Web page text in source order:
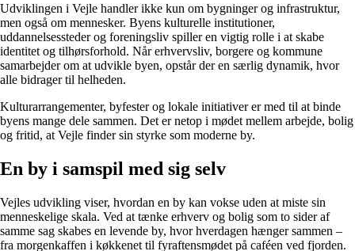
Udviklingen i Vejle handler ikke kun om bygninger og infrastruktur,
men også om mennesker. Byens kulturelle institutioner,
uddannelsessteder og foreningsliv spiller en vigtig rolle i at skabe
identitet og tilhørsforhold. Når erhvervsliv, borgere og kommune
samarbejder om at udvikle byen, opstår der en særlig dynamik, hvor
alle bidrager til helheden.
Kulturarrangementer, byfester og lokale initiativer er med til at binde
byens mange dele sammen. Det er netop i mødet mellem arbejde, bolig
og fritid, at Vejle finder sin styrke som moderne by.
En by i samspil med sig selv
Vejles udvikling viser, hvordan en by kan vokse uden at miste sin
menneskelige skala. Ved at tænke erhverv og bolig som to sider af
samme sag skabes en levende by, hvor hverdagen hænger sammen –
fra morgenkaffen i køkkenet til fyraftensmødet på caféen ved fjorden.